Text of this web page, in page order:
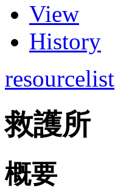
View
History
resourcelist
救護所
概要